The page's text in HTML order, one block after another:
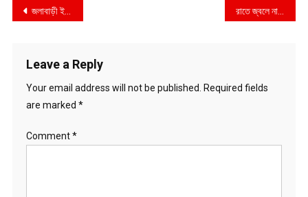
Post
জলাবাড়ী ইউপি নির্বাচনে চমকের অপেক্ষায় মুক্তিযোদ্ধা শওকত রাতে জ্বলে না একটি বাতিও
Leave a Reply
Your email address will not be published. Required fields
are marked *
Comment*